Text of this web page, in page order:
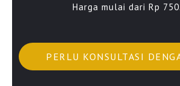
Harga mulai dari Rp
PERLU KONSULTASI